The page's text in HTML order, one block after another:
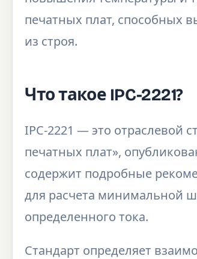
печатных плат, способных
из строя.
Что такое IPC-2221?
IPC-2221 — это отраслевой
печатных плат»,
содержит подробные
для расчета минимальной
определенного тока.
Стандарт определяет